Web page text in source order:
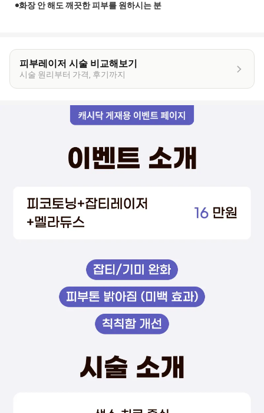
화장 안 해도 깨끗한 피부를 원하시는 분
피부레이저 시술 비교해보기
시술 원리부터 가격, 후기까지